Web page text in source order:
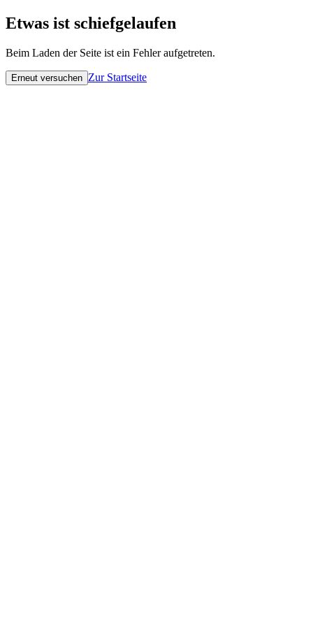
Etwas ist schiefgelaufen
Beim Laden der Seite ist ein Fehler aufgetreten.
Erneut versuchen Zur Startseite